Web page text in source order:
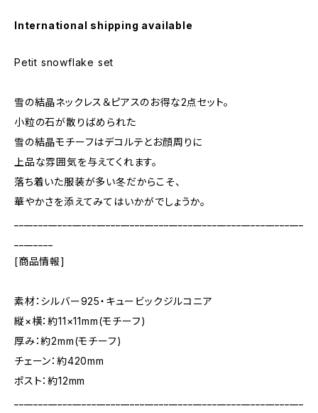
International shipping available
Petit snowflake set
雪の結晶ネックレス＆ピアスのお得な2点セット。
小粒の石が散りばめられた
雪の結晶モチーフはデコルテとお顔周りに
上品な雰囲気を与えてくれます。
落ち着いた服装が多い冬だからこそ、
華やかさを添えてみてはいかがでしょうか。
[商品情報]
素材：シルバー925・キュービックジルコニア
縦×横：約11×11mm(モチーフ)
厚み：約2mm(モチーフ)
チェーン：約420mm
ポスト：約12mm